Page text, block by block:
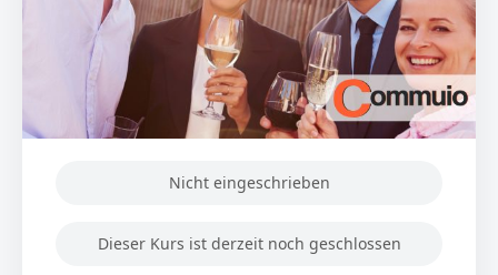
Nicht eingeschrieben
Dieser Kurs ist derzeit noch geschlossen